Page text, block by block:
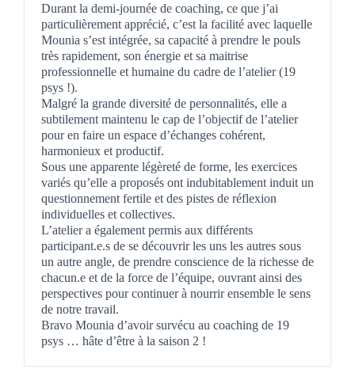
Durant la demi-journée de coaching, ce que j’ai
particulièrement apprécié, c’est la facilité avec laquelle
Mounia s’est intégrée, sa capacité à prendre le pouls
très rapidement, son énergie et sa maitrise
professionnelle et humaine du cadre de l’atelier (19
psys !).
Malgré la grande diversité de personnalités, elle a
subtilement maintenu le cap de l’objectif de l’atelier
pour en faire un espace d’échanges cohérent,
harmonieux et productif.
Sous une apparente légèreté de forme, les exercices
variés qu’elle a proposés ont indubitablement induit un
questionnement fertile et des pistes de réflexion
individuelles et collectives.
L’atelier a également permis aux différents
participant.e.s de se découvrir les uns les autres sous
un autre angle, de prendre conscience de la richesse de
chacun.e et de la force de l’équipe, ouvrant ainsi des
perspectives pour continuer à nourrir ensemble le sens
de notre travail.
Bravo Mounia d’avoir survécu au coaching de 19
psys … hâte d’être à la saison 2 !